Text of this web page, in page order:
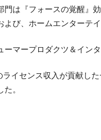
は『フォースの覚醒』
よび、ホームエンターテ
マープロダクツ＆イン
イセンス収入が貢献し
。